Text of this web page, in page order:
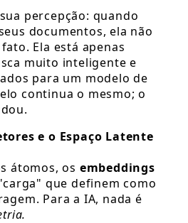
percepção: quando
documentos, ela não
Ela está apenas
muito inteligente e
para um modelo de
continua o mesmo; o
e o Espaço Latente
átomos, os embeddings
que definem como
Para a IA, nada é